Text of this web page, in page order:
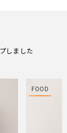
しました
FOOD